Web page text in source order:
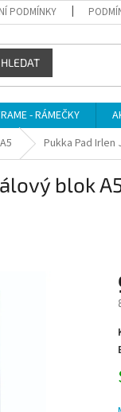
PODMÍNKY
HLEDAT
- RÁMEČKY
Pukka Pad
blok